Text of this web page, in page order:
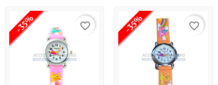
-35% favorite_border -35% favorite_border